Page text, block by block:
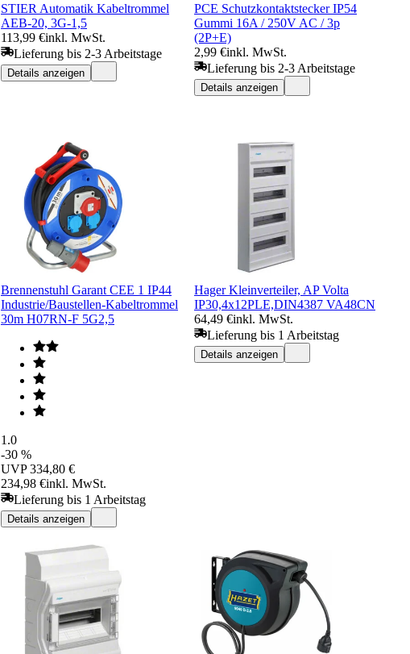
STIER Automatik Kabeltrommel
AEB-20, 3G-1,5
113,99 €inkl. MwSt.
Lieferung bis 2-3 Arbeitstage
Details anzeigen
PCE Schutzkontaktstecker IP54
Gummi 16A / 250V AC / 3p
(2P+E)
2,99 €inkl. MwSt.
Lieferung bis 2-3 Arbeitstage
Details anzeigen
Brennenstuhl Garant CEE 1 IP44
Industrie/Baustellen-Kabeltrommel
30m H07RN-F 5G2,5
1.0
-30 %
UVP 334,80 €
234,98 €inkl. MwSt.
Lieferung bis 1 Arbeitstag
Details anzeigen
Hager Kleinverteiler, AP Volta
IP30,4x12PLE,DIN4387 VA48CN
64,49 €inkl. MwSt.
Lieferung bis 1 Arbeitstag
Details anzeigen